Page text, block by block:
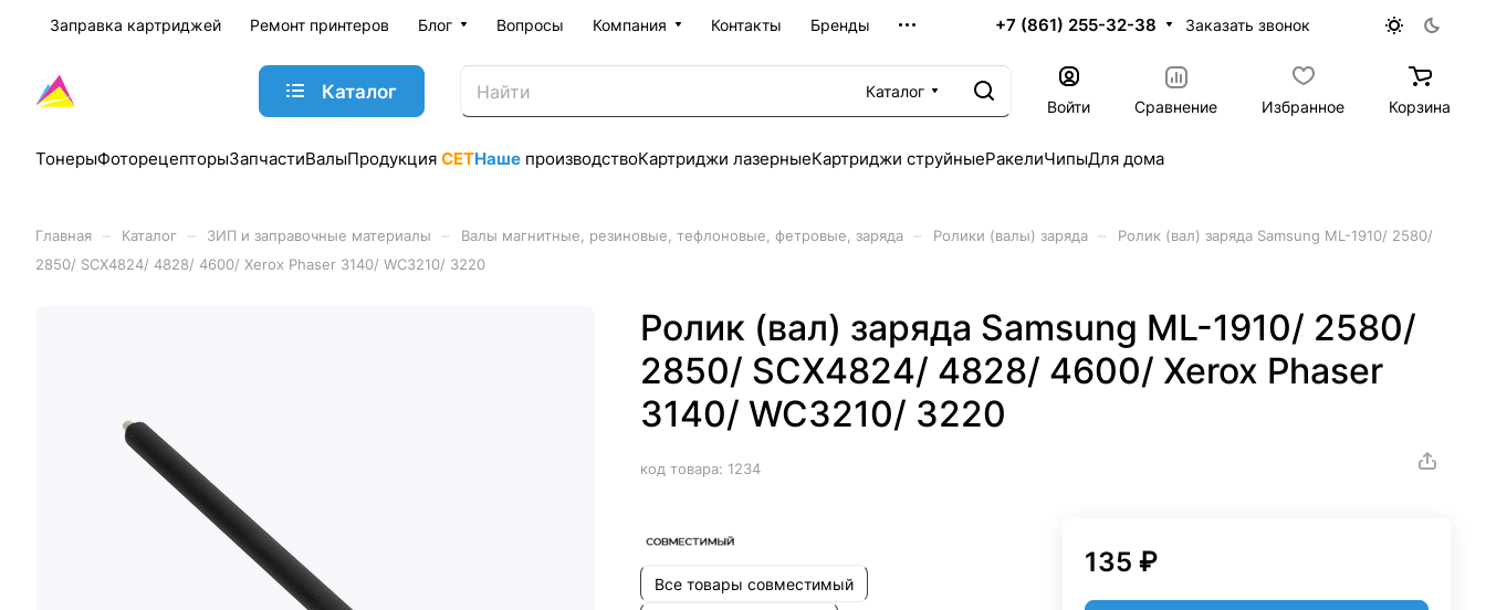
Заправка картриджей Ремонт принтеров Блог Вопросы Компания Контакты Бренды +7 (861) 255-32-38 Заказать звонок
Каталог
Каталог
Войти
Сравнение Избранное Корзина
ТонерыФоторецепторыЗапчастиВалыПродукция CETНаше производствоКартриджи лазерныеКартриджи струйныеРакелиЧипыДля дома
Главная Каталог ЗИП и заправочные материалы Валы магнитные, резиновые, тефлоновые, фетровые, заряда Ролики (валы) заряда
Ролик (вал) заряда Samsung ML-1910/ 2580/
2850/ SCX4824/ 4828/ 4600/ Xerox Phaser 3140/ WC3210/ 3220
Ролик (вал) заряда Samsung ML-1910/ 2580/
2850/ SCX4824/ 4828/ 4600/ Xerox Phaser
3140/ WC3210/ 3220
код товара: 1234
Все товары совместимый
135 ₽